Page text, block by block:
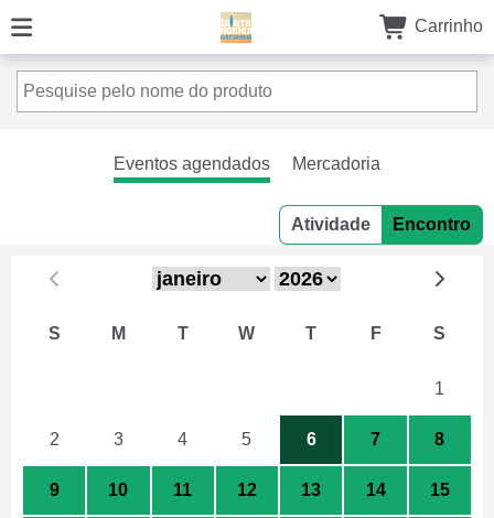
Carrinho
Eventos agendados Mercadoria
Atividade Encontro
S M T W T F S
1
2 3 4 5 6 7 8
9 10 11 12 13 14 15